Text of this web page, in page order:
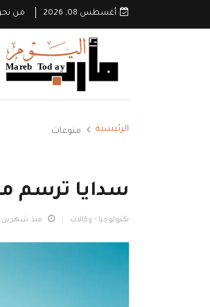
أغسطس 08, 2026 من
الرئيسية منوعات
سدايا ترسم
تكنولوجيا - وكالات منذ شهرين